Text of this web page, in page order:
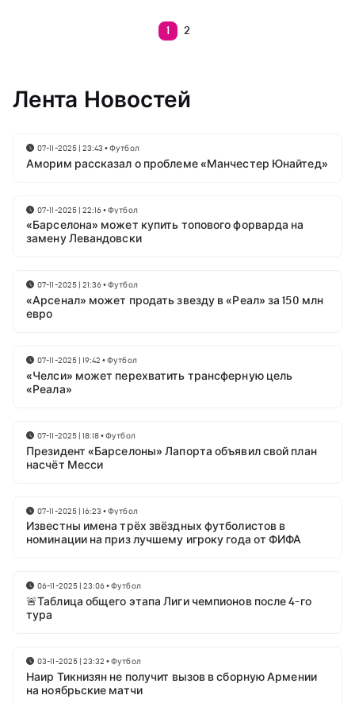
1 2
Лента Новостей
07-11-2025 | 23:43 •Футбол
Аморим рассказал о проблеме «Манчестер Юнайтед»
07-11-2025 | 22:16•Футбол
«Барселона» может купить топового форварда на
замену Левандовски
07-11-2025 | 21:36•Футбол
«Арсенал» может продать звезду в «Реал» за 150 млн
евро
07-11-2025 | 19:42 •Футбол
«Челси» может перехватить трансферную цель
«Реала»
07-11-2025 | 18:18•Футбол
Президент «Барселоны» Лапорта объявил свой план
насчёт Месси
07-11-2025 | 16:23 •Футбол
Известны имена трёх звёздных футболистов в
номинации на приз лучшему игроку года от ФИФА
06-11-2025 | 23:06•Футбол
🚨Таблица общего этапа Лиги чемпионов после 4-го
тура
03-11-2025 | 23:32 •Футбол
Наир Тикнизян не получит вызов в сборную Армении
на ноябрьские матчи